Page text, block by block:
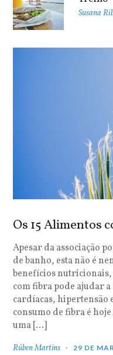
Susana
Os 15 Alimentos
Apesar da associação
de banho, esta não é
benefícios
com fibra pode ajudar
cardíacas,
consumo de fibra é
uma […]
Rúben Martins 29 DE